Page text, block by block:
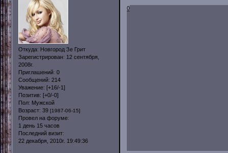
Откуда: Новгород Зе Грит
Зарегистрирован: 12 сентября,
2008г.
Приглашений: 0
Сообщений: 214
Уважение: [+16/-1]
Позитив: [+0/-0]
Пол: Мужской
Возраст: 39 [1987-06-15]
Провел на форуме:
1 день 15 часов
Последний визит:
22 декабря, 2010г. 19:49:36
0